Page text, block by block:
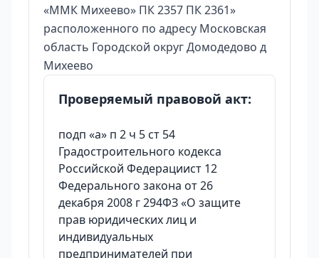
«ММК Михеево» ПК 2357 ПК 2361»
расположенного по адресу Московская
область Городской округ Домодедово д
Михеево
Проверяемый правовой акт:
подп «а» п 2 ч 5 ст 54
Градостроительного кодекса
Российской Федерациист 12
Федерального закона от 26
декабря 2008 г 294ФЗ «О защите
прав юридических лиц и
индивидуальных
предпринимателей при